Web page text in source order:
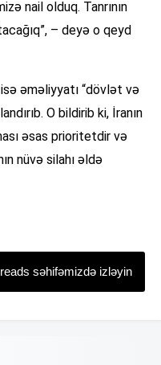
nail olduq. Tanrının
– deyə o qeyd
əməliyyatı “dövlət və
O bildirib ki, İranın
əsas prioritetdir və
nüvə silahı əldə
səhifəmizdə izləyin